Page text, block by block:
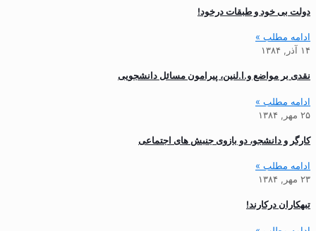
دولت بی خود و طبقات درخود!
ادامه مطلب »
۱۴ آذر, ۱۳۸۴
نقدی بر مواضع و.ا.لنین، پیرامون مسائل دانشجویی
ادامه مطلب »
۲۵ مهر, ۱۳۸۴
کارگر و دانشجو، دو بازوی جنبش های اجتماعی
ادامه مطلب »
۲۳ مهر, ۱۳۸۴
تبهکاران درکارند!